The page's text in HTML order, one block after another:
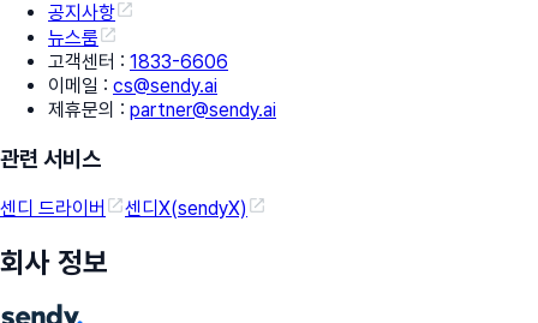
공지사항
뉴스룸
고객센터 : 1833-6606
이메일 : cs@sendy.ai
제휴문의 : partner@sendy.ai
관련 서비스
센디 드라이버 센디X(sendyX)
회사 정보